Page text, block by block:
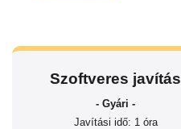
Szoftveres javítás
- Gyári -
Javítási idő: 1 óra